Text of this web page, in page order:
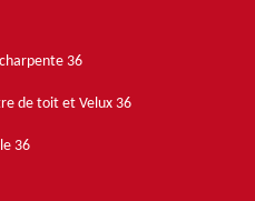
36
de toit et Velux 36
36